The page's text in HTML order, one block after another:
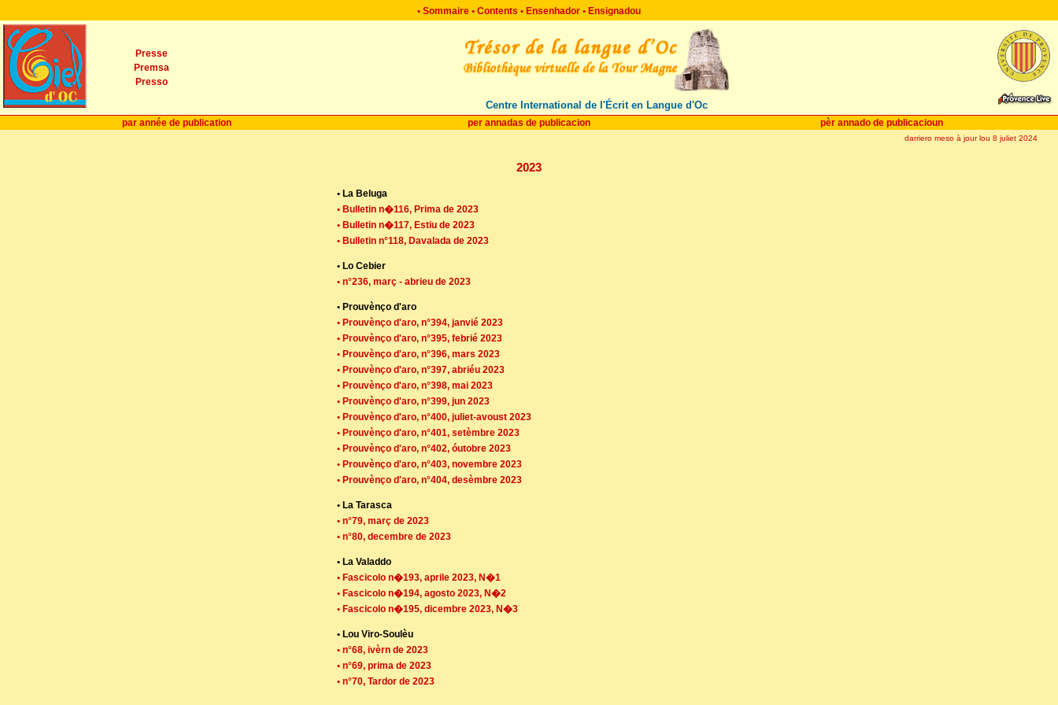
• Sommaire • Contents • Ensenhador • Ensignadou
Presse
Premsa
Presso
Centre International de l'Écrit en Langue d'Oc
par année de publication per annadas de publicacion pèr annado de publicacioun
darriero meso à jour lou 8 juliet 2024
2023
• La Beluga
• Bulletin n�116, Prima de 2023
• Bulletin n�117, Estiu de 2023
• Bulletin n°118, Davalada de 2023
• Lo Cebier
• n°236, març - abrieu de 2023
• Prouvènço d'aro
• Prouvènço d'aro, n°394, janvié 2023
• Prouvènço d'aro, n°395, febrié 2023
• Prouvènço d'aro, n°396, mars 2023
• Prouvènço d'aro, n°397, abriéu 2023
• Prouvènço d'aro, n°398, mai 2023
• Prouvènço d'aro, n°399, jun 2023
• Prouvènço d'aro, n°400, juliet-avoust 2023
• Prouvènço d'aro, n°401, setèmbre 2023
• Prouvènço d'aro, n°402, óutobre 2023
• Prouvènço d'aro, n°403, novembre 2023
• Prouvènço d'aro, n°404, desèmbre 2023
• La Tarasca
• n°79, març de 2023
• n°80, decembre de 2023
• La Valaddo
• Fascicolo n�193, aprile 2023, N�1
• Fascicolo n�194, agosto 2023, N�2
• Fascicolo n�195, dicembre 2023, N�3
• Lou Viro-Soulèu
• n°68, ivèrn de 2023
• n°69, prima de 2023
• n°70, Tardor de 2023